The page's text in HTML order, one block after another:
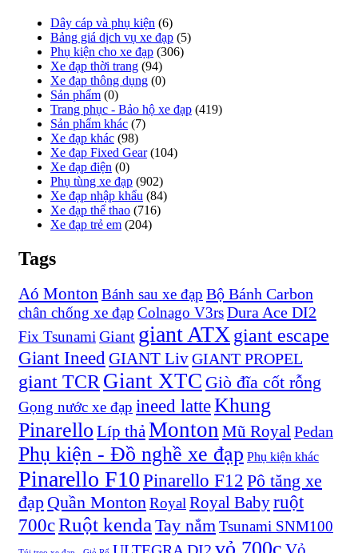
Dây cáp và phụ kiện (6)
Bảng giá dịch vụ xe đạp (5)
Phụ kiện cho xe đạp (306)
Xe đạp thời trang (94)
Xe đạp thông dụng (0)
Sản phẩm (0)
Trang phục - Bảo hộ xe đạp (419)
Sản phẩm khác (7)
Xe đạp khác (98)
Xe đạp Fixed Gear (104)
Xe đạp điện (0)
Phụ tùng xe đạp (902)
Xe đạp nhập khẩu (84)
Xe đạp thể thao (716)
Xe đạp trẻ em (204)
Tags
Aó Monton Bánh sau xe đạp Bộ Bánh Carbon
chân chống xe đạp Colnago V3rsDura Ace DI2
Fix TsunamiGiant giant ATXgiant escape
Giant IneedGIANT LivGIANT PROPEL
giant TCRGiant XTC Giò đĩa cốt rỗng
Gọng nước xe đạp ineed latteKhung
Pinarello Líp thảMonton Mũ RoyalPedan
Phụ kiện - Đồ nghề xe đạp Phụ kiện khác
Pinarello F10Pinarello F12 Pô tăng xe
đạp Quần MontonRoyalRoyal Babyruột
700cRuột kendaTay nắmTsunami SNM100